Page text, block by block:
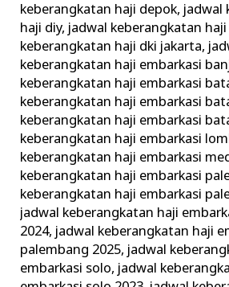
keberangkatan haji depok, jadwal
haji diy, jadwal keberangkatan
keberangkatan haji dki jakarta,
keberangkatan haji embarkasi
keberangkatan haji embarkasi
keberangkatan haji embarkasi
keberangkatan haji embarkasi
keberangkatan haji embarkasi
keberangkatan haji embarkasi
keberangkatan haji embarkasi
keberangkatan haji embarkasi
jadwal keberangkatan haji
2024, jadwal keberangkatan haji
palembang 2025, jadwal
embarkasi solo, jadwal